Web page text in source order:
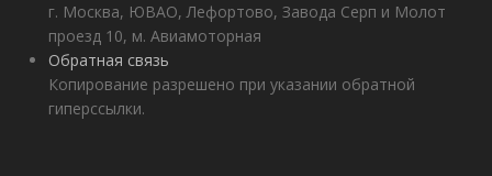
г. Москва, ЮВАО, Лефортово, Завода Серп и Молот
проезд 10, м. Авиамоторная
Обратная связь
Копирование разрешено при указании обратной
гиперссылки.